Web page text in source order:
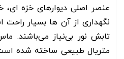
عنصر اصلی دیوار‌های خزه
نگهداری از آن ها بسیار راحت
تابش نور بی‌نیاز می‌باشند.
متریال طبیعی ساخته شده